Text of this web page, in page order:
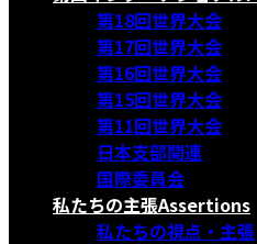
第18回世界大会
第17回世界大会
第16回世界大会
第15回世界大会
第11回世界大会
日本支部関連
国際委員会
私たちの主張Assertions
私たちの視点・主張